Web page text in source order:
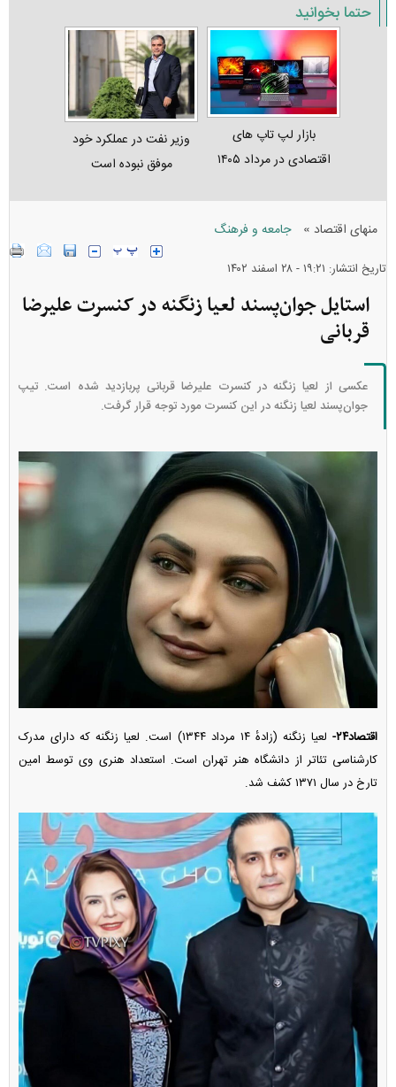
حتما بخوانید
بازار لپ‌ تاپ‌ های
اقتصادی در مرداد ۱۴۰۵
وزیر نفت در عملکرد خود
موفق نبوده است
منهای اقتصاد » جامعه و فرهنگ
تاریخ انتشار: ۱۹:۲۱ - ۲۸ اسفند ۱۴۰۲
استایل جوان‌پسند لعیا زنگنه در کنسرت علیرضا
قربانی
عکسی از لعیا زنگنه در کنسرت علیرضا قربانی پربازدید شده است. تیپ
جوان‌پسند لعیا زنگنه در این کنسرت مورد توجه قرار گرفت.
اقتصاد۲۴-
لعیا زنگنه (زادهٔ ۱۴ مرداد ۱۳۴۴) است. لعیا زنگنه که دارای مدرک
کارشناسی تئاتر از دانشگاه هنر تهران است. استعداد هنری وی توسط امین
تارخ در سال ۱۳۷۱ کشف شد.